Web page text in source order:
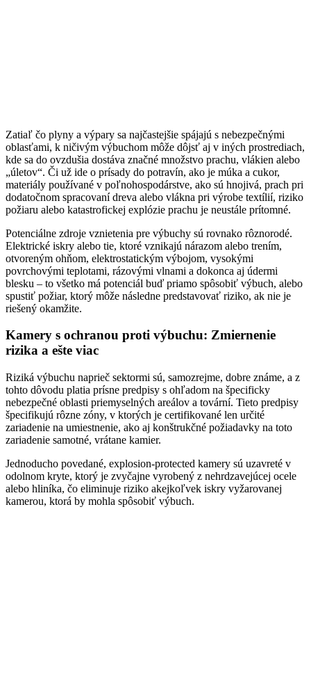
Zatiaľ čo plyny a výpary sa najčastejšie spájajú s nebezpečnými
oblasťami, k ničivým výbuchom môže dôjsť aj v iných prostrediach,
kde sa do ovzdušia dostáva značné množstvo prachu, vlákien alebo
„úletov“. Či už ide o prísady do potravín, ako je múka a cukor,
materiály používané v poľnohospodárstve, ako sú hnojivá, prach pri
dodatočnom spracovaní dreva alebo vlákna pri výrobe textílií, riziko
požiaru alebo katastrofickej explózie prachu je neustále prítomné.
Potenciálne zdroje vznietenia pre výbuchy sú rovnako rôznorodé.
Elektrické iskry alebo tie, ktoré vznikajú nárazom alebo trením,
otvoreným ohňom, elektrostatickým výbojom, vysokými
povrchovými teplotami, rázovými vlnami a dokonca aj údermi
blesku – to všetko má potenciál buď priamo spôsobiť výbuch, alebo
spustiť požiar, ktorý môže následne predstavovať riziko, ak nie je
riešený okamžite.
Kamery s ochranou proti výbuchu: Zmiernenie
rizika a ešte viac
Riziká výbuchu naprieč sektormi sú, samozrejme, dobre známe, a z
tohto dôvodu platia prísne predpisy s ohľadom na špecificky
nebezpečné oblasti priemyselných areálov a tovární. Tieto predpisy
špecifikujú rôzne zóny, v ktorých je certifikované len určité
zariadenie na umiestnenie, ako aj konštrukčné požiadavky na toto
zariadenie samotné, vrátane kamier.
Jednoducho povedané, explosion-protected kamery sú uzavreté v
odolnom kryte, ktorý je zvyčajne vyrobený z nehrdzavejúcej ocele
alebo hliníka, čo eliminuje riziko akejkoľvek iskry vyžarovanej
kamerou, ktorá by mohla spôsobiť výbuch.